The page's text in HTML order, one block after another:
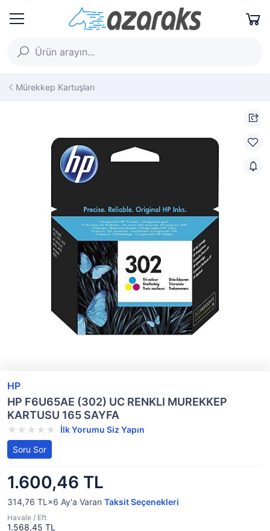
Mürekkep Kartuşları
HP
HP F6U65AE (302) UC RENKLI MUREKKEP
KARTUSU 165 SAYFA
İlk Yorumu Siz Yapın
Soru Sor
1.600,46 TL
314,76 TL×6 Ay'a Varan Taksit Seçenekleri
Havale / Eft
1.568,45 TL